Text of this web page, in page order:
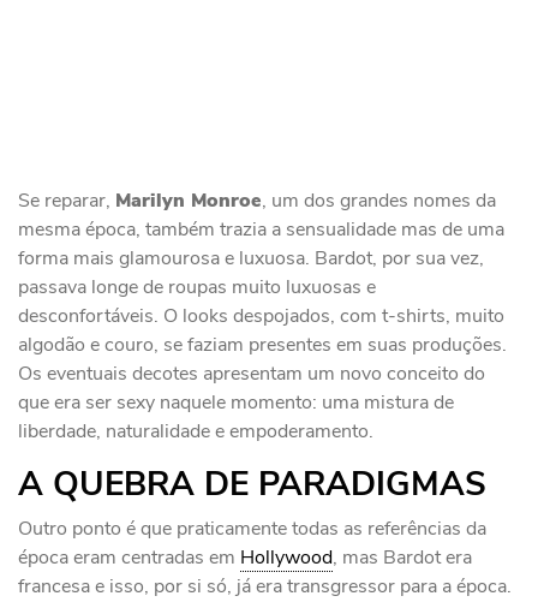
Se reparar, Marilyn Monroe, um dos grandes nomes da
mesma época, também trazia a sensualidade mas de uma
forma mais glamourosa e luxuosa. Bardot, por sua vez,
passava longe de roupas muito luxuosas e
desconfortáveis. O looks despojados, com t-shirts, muito
algodão e couro, se faziam presentes em suas produções.
Os eventuais decotes apresentam um novo conceito do
que era ser sexy naquele momento: uma mistura de
liberdade, naturalidade e empoderamento.
A QUEBRA DE PARADIGMAS
Outro ponto é que praticamente todas as referências da
época eram centradas em Hollywood, mas Bardot era
francesa e isso, por si só, já era transgressor para a época.